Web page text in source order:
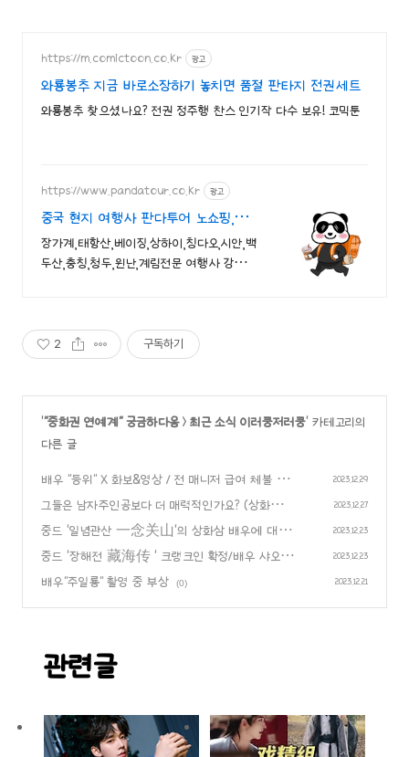
https://m.comictoon.co.kr 광고
와룡봉추 지금 바로소장하기 놓치면 품절 판타지 전권세트
와룡봉추 찾으셨나요? 전권 정주행 찬스 인기작 다수 보유! 코믹툰
https://www.pandatour.co.kr 광고
중국 현지 여행사 판다투어 노쇼핑,노옵
션,노팁
장가계,태항산,베이징,상하이,칭다오,시안,백
두산,충칭,청두,윈난,계림전문 여행사 강제쇼
2 구독하기
'"중화권 연예계" 궁금하다옹> 최근 소식 이러쿵저러쿵' 카테고리의
다른 글
배우 "등위" X 화보&영상 / 전 매니저 급여 체불 폭
로에 대응 소식..!
(0)
2023.12.29
그들은 남자주인공보다 더 매력적인가요? (상화삼,왕
이륜,차사,왕성월)
(0)
2023.12.27
중드 '일념관산 一念关山'의 상화삼 배우에 대한
질문 두 가지..!
(0)
2023.12.23
중드 '장해전 藏海传 ' 크랭크인 확정/배우 샤오잔,
배우 장정의/ 5개월간 촬영 예정
2023.12.23
배우"주일룡" 촬영 중 부상 (0) 2023.12.21
관련글